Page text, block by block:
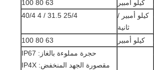
كيلو أمبير
63 80 100
كيلو أمبير /
ثانية
25/4 31.5 / 4 40/4
كيلو أمبير
63 80 100
حجرة مملوءة بالغاز: IP67
مقصورة الجهد المنخفض: IP4X